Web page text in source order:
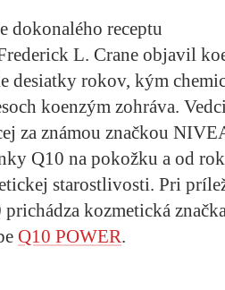
dokonalého receptu
L. Crane objavil
desiatky rokov, kým
koenzým zohráva.
za známou značkou
Q10 na pokožku a od
starostlivosti. Pri
kozmetická
Q10 POWER.